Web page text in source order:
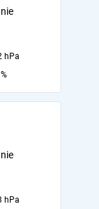
hPa
hPa